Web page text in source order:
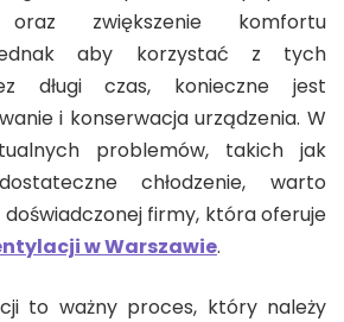
zwiększenie komfortu
aby korzystać z tych
długi czas, konieczne jest
i konserwacja urządzenia. W
problemów, takich jak
chłodzenie, warto
doświadczonej firmy, która oferuje
w Warszawie.
to ważny proces, który należy